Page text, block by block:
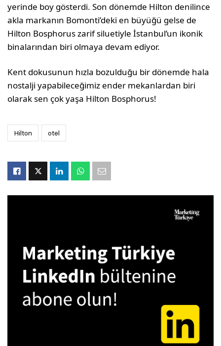
yerinde boy gösterdi. Son dönemde Hilton denilince
akla markanın Bomonti’deki en büyüğü gelse de
Hilton Bosphorus zarif siluetiyle İstanbul’un ikonik
binalarından biri olmaya devam ediyor.
Kent dokusunun hızla bozulduğu bir dönemde hala
nostalji yapabileceğimiz ender mekanlardan biri
olarak sen çok yaşa Hilton Bosphorus!
Hilton otel